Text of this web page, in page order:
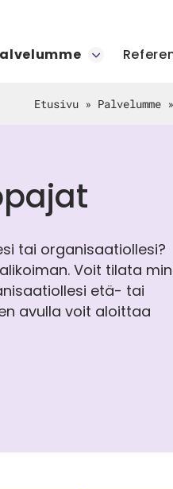
Etusivu» Palvelumme»
tai organisaatiollesi?
Voit tilata
etä- tai
avulla voit aloittaa